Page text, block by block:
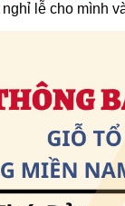
lễ cho mình